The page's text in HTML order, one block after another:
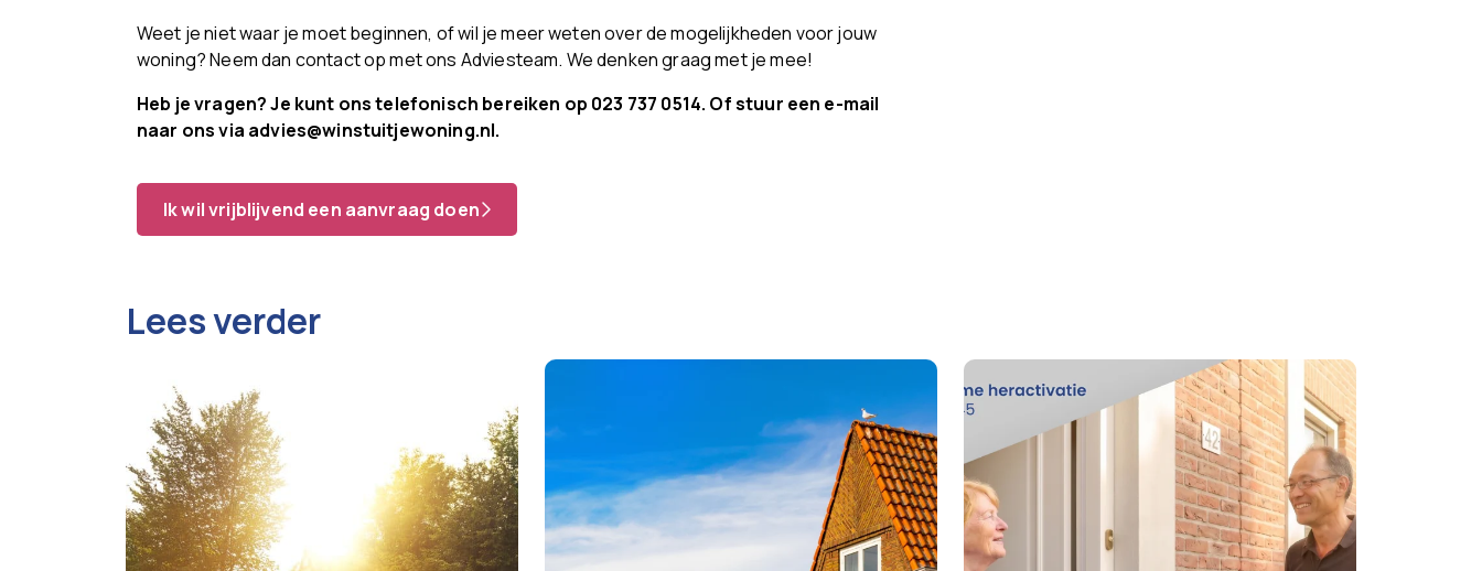
Weet je niet waar je moet beginnen, of wil je meer weten over de mogelijkheden voor jouw
woning? Neem dan contact op met ons Adviesteam. We denken graag met je mee!
Heb je vragen? Je kunt ons telefonisch bereiken op 023 737 0514. Of stuur een e-mail
naar ons via advies@winstuitjewoning.nl.
Ik wil vrijblijvend een aanvraag doen
Lees verder